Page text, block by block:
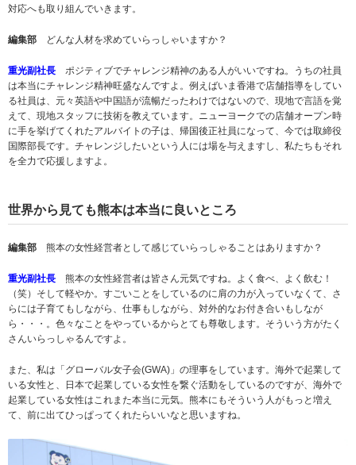
対応へも取り組んでいきます。
編集部 どんな人材を求めていらっしゃいますか？
重光副社長 ポジティブでチャレンジ精神のある人がいいですね。うちの社員
は本当にチャレンジ精神旺盛なんですよ。例えばいま香港で店舗指導をしてい
る社員は、元々英語や中国語が流暢だったわけではないので、現地で言語を覚
えて、現地スタッフに技術を教えています。ニューヨークでの店舗オープン時
に手を挙げてくれたアルバイトの子は、帰国後正社員になって、今では取締役
国際部長です。チャレンジしたいという人には場を与えますし、私たちもそれ
を全力で応援しますよ。
世界から見ても熊本は本当に良いところ
編集部 熊本の女性経営者として感じていらっしゃることはありますか？
重光副社長 熊本の女性経営者は皆さん元気ですね。よく食べ、よく飲む！
（笑）そして軽やか。すごいことをしているのに肩の力が入っていなくて、さ
らには子育てもしながら、仕事もしながら、対外的なお付き合いもしなが
ら・・・。色々なことをやっているからとても尊敬します。そういう方がたく
さんいらっしゃるんですよ。
また、私は「グローバル女子会(GWA)」の理事をしています。海外で起業して
いる女性と、日本で起業している女性を繋ぐ活動をしているのですが、海外で
起業している女性はこれまた本当に元気。熊本にもそういう人がもっと増え
て、前に出てひっぱってくれたらいいなと思いますね。